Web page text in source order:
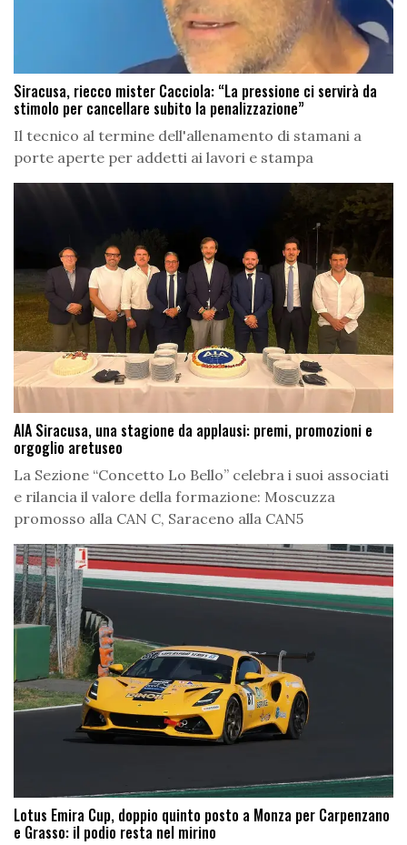
Siracusa, riecco mister Cacciola: “La pressione ci servirà da
stimolo per cancellare subito la penalizzazione”
Il tecnico al termine dell'allenamento di stamani a
porte aperte per addetti ai lavori e stampa
AIA Siracusa, una stagione da applausi: premi, promozioni e
orgoglio aretuseo
La Sezione “Concetto Lo Bello” celebra i suoi associati
e rilancia il valore della formazione: Moscuzza
promosso alla CAN C, Saraceno alla CAN5
Lotus Emira Cup, doppio quinto posto a Monza per Carpenzano
e Grasso: il podio resta nel mirino